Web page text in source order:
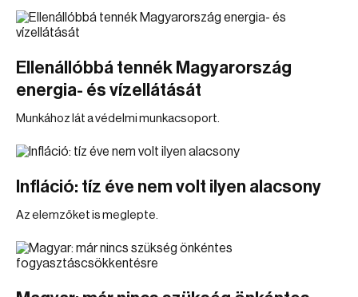
Ellenállóbbá tennék Magyarország
energia- és vízellátását
Munkához lát a védelmi munkacsoport.
Infláció: tíz éve nem volt ilyen alacsony
Az elemzőket is meglepte.